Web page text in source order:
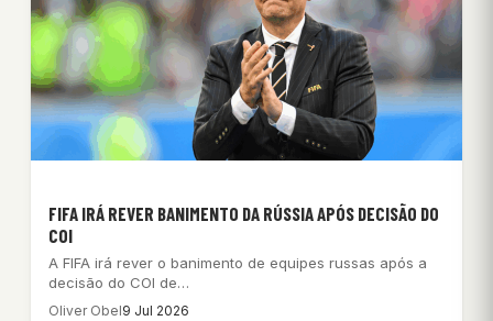
FIFA IRÁ REVER BANIMENTO DA RÚSSIA APÓS DECISÃO DO
COI
A FIFA irá rever o banimento de equipes russas após a
decisão do COI de…
Oliver Obel9 Jul 2026